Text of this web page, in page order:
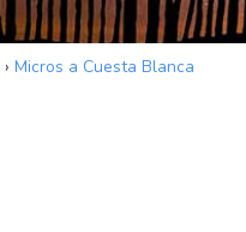
› Micros a Cuesta Blanca